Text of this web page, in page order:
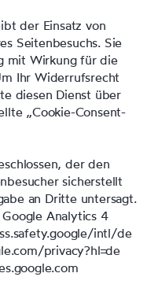
der Einsatz von
Seitenbesuchs. Sie
mit Wirkung für die
Ihr Widerrufsrecht
diesen Dienst über
„Cookie-Consent-
der den
sicherstellt
an Dritte untersagt.
Analytics 4
/intl/de
/privacy?hl=de